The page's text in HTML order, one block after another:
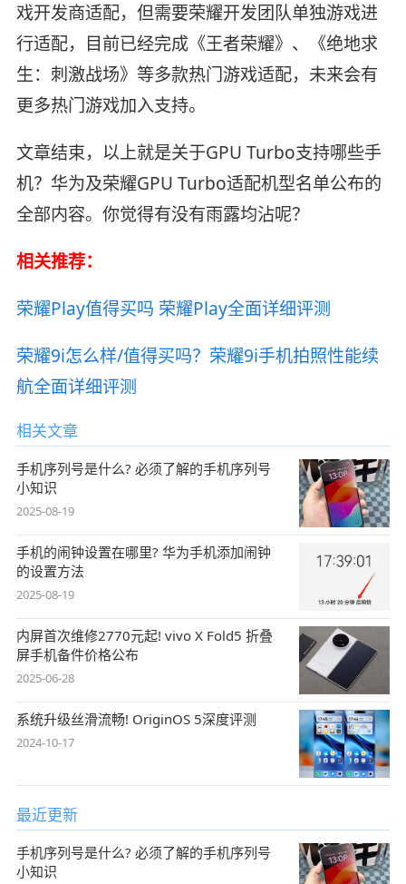
戏开发商适配，但需要荣耀开发团队单独游戏进
行适配，目前已经完成《王者荣耀》、《绝地求
生：刺激战场》等多款热门游戏适配，未来会有
更多热门游戏加入支持。
文章结束，以上就是关于GPU Turbo支持哪些手
机？华为及荣耀GPU Turbo适配机型名单公布的
全部内容。你觉得有没有雨露均沾呢？
相关推荐：
荣耀Play值得买吗 荣耀Play全面详细评测
荣耀9i怎么样/值得买吗？荣耀9i手机拍照性能续
航全面详细评测
相关文章
手机序列号是什么? 必须了解的手机序列号
小知识
2025-08-19
手机的闹钟设置在哪里? 华为手机添加闹钟
的设置方法
2025-08-19
内屏首次维修2770元起! vivo X Fold5 折叠
屏手机备件价格公布
2025-06-28
系统升级丝滑流畅! OriginOS 5深度评测
2024-10-17
最近更新
手机序列号是什么? 必须了解的手机序列号
小知识